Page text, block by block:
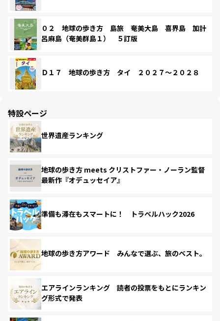
０２ 地球の歩き方 島旅 奄美大島 喜界島 加計
呂麻島（奄美群島１） ５訂版
Ｄ１７ 地球の歩き方 タイ ２０２７～２０２８
特設ページ
世界遺産ランキング
地球の歩き方 meets クリストファー・ノーラン監督
最新作『オデュッセイア』
準備も滞在もスマートに！ トラベルハック2026
地球の歩き方アワード みんなで選ぶ、旅のベスト。
エアラインランキング 読者の投票をもとにランキン
グ形式で発表